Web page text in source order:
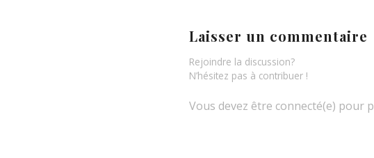
Laisser un commentaire
Rejoindre la discussion?
N’hésitez pas à contribuer !
Vous devez être connecté(e) pour